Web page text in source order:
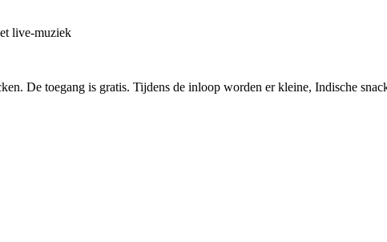
live-muziek
De toegang is gratis. Tijdens de inloop worden er kleine, Indische